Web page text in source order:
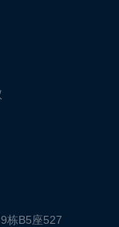
栋B5座527